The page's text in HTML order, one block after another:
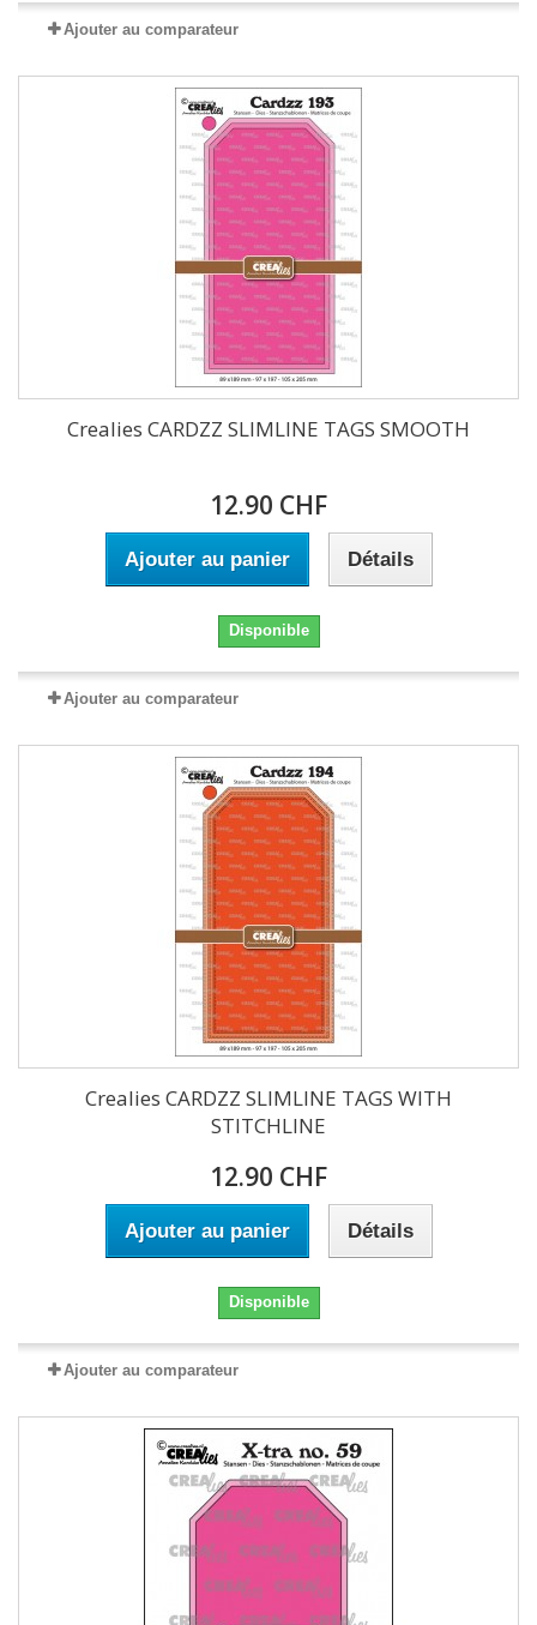
Ajouter au comparateur
Crealies CARDZZ SLIMLINE TAGS SMOOTH
12.90 CHF
Ajouter au panier Détails
Disponible
Ajouter au comparateur
Crealies CARDZZ SLIMLINE TAGS WITH
STITCHLINE
12.90 CHF
Ajouter au panier Détails
Disponible
Ajouter au comparateur